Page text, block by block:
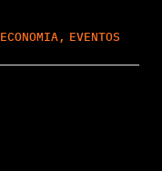
ECONOMIA, EVENTOS